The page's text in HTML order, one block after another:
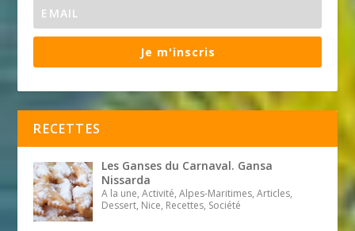
Je m'inscris
RECETTES
Les Ganses du Carnaval. Gansa
Nissarda
A la une, Activité, Alpes-Maritimes, Articles,
Dessert, Nice, Recettes, Société